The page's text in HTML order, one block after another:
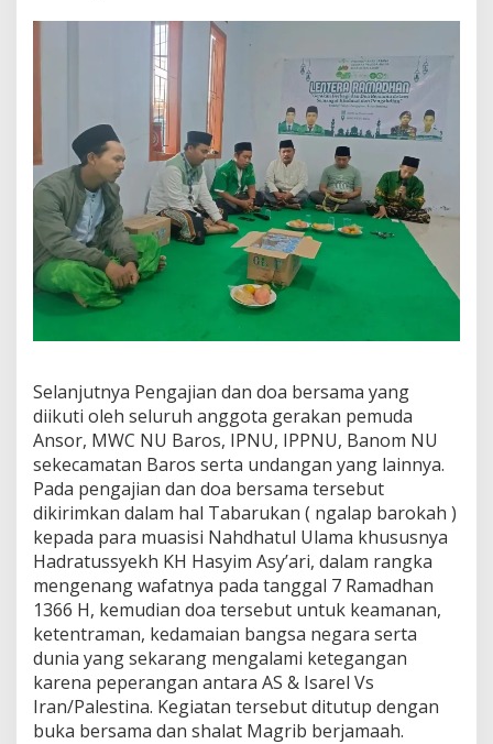
Selanjutnya Pengajian dan doa bersama yang
diikuti oleh seluruh anggota gerakan pemuda
Ansor, MWC NU Baros, IPNU, IPPNU, Banom NU
sekecamatan Baros serta undangan yang lainnya.
Pada pengajian dan doa bersama tersebut
dikirimkan dalam hal Tabarukan ( ngalap barokah )
kepada para muasisi Nahdhatul Ulama khususnya
Hadratussyekh KH Hasyim Asy’ari, dalam rangka
mengenang wafatnya pada tanggal 7 Ramadhan
1366 H, kemudian doa tersebut untuk keamanan,
ketentraman, kedamaian bangsa negara serta
dunia yang sekarang mengalami ketegangan
karena peperangan antara AS & Isarel Vs
Iran/Palestina. Kegiatan tersebut ditutup dengan
buka bersama dan shalat Magrib berjamaah.